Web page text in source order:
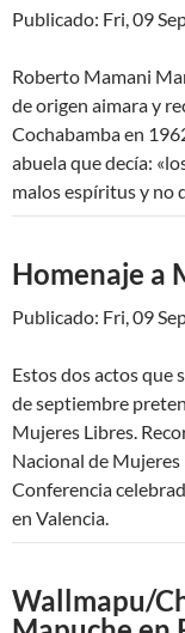
Publicado: Fri, 09
Roberto Mamani
de origen aimara y
Cochabamba en
abuela que decía:
malos espíritus y no
Homenaje a
Publicado: Fri, 09
Estos dos actos que
de septiembre
Mujeres Libres.
Nacional de
Conferencia
en Valencia.
Wallmapu/